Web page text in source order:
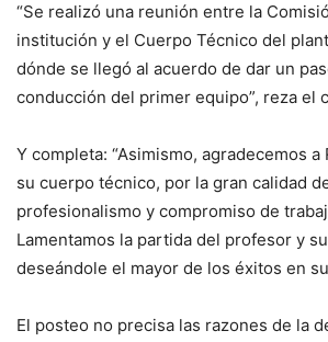
“Se realizó una reunión entre la
institución y el Cuerpo Técnico del
dónde se llegó al acuerdo de dar un
conducción del primer equipo”, reza el
Y completa: “Asimismo, agradecemos a
su cuerpo técnico, por la gran calidad
profesionalismo y compromiso de
Lamentamos la partida del profesor y
deseándole el mayor de los éxitos en
El posteo no precisa las razones de la